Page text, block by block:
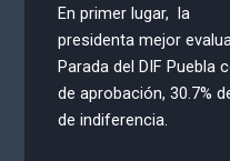
En primer lugar, la
presidenta mejor
Parada del DIF Puebla
de aprobación, 30.7%
de indiferencia.